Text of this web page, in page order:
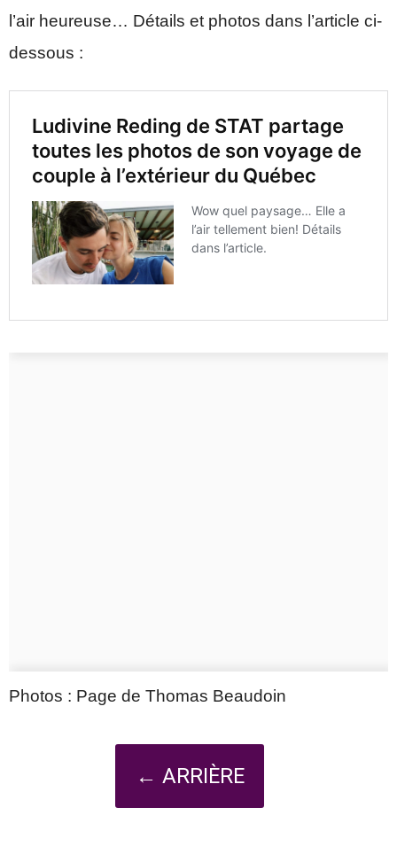
l’air heureuse… Détails et photos dans l’article ci-
dessous :
Photos : Page de Thomas Beaudoin